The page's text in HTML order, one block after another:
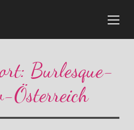
Burlesque-
Österreich